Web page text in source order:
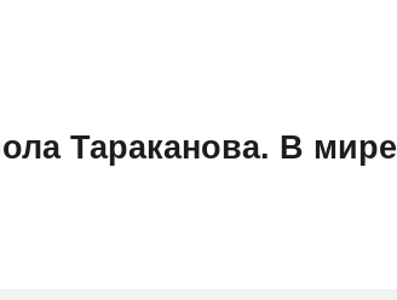
Тараканова. В мире